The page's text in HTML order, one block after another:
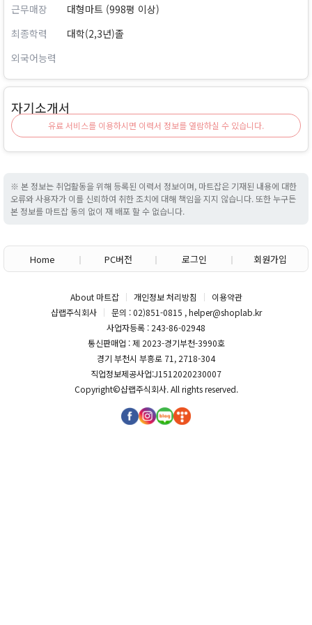
근무매장
대형마트 (998평 이상)
최종학력
대학(2,3년)졸
외국어능력
자기소개서
유료 서비스를 이용하시면 이력서 정보를 열람하실 수 있습니다.
※ 본 정보는 취업활동을 위해 등록된 이력서 정보이며, 마트잡은 기재된 내용에 대한
오류와 사용자가 이를 신뢰하여 취한 조치에 대해 책임을 지지 않습니다. 또한 누구든
본 정보를 마트잡 동의 없이 재 배포 할 수 없습니다.
Home PC버전 로그인 회원가입
About 마트잡 개인정보 처리방침
이용약관
샵랩주식회사
문의 : 02)851-0815 , helper@shoplab.kr
사업자등록 : 243-86-02948
통신판매업 : 제 2023-경기부천-3990호
경기 부천시 부흥로 71, 2718-304
직업정보제공사업:J1512020230007
Copyright©샵랩주식회사. All rights reserved.